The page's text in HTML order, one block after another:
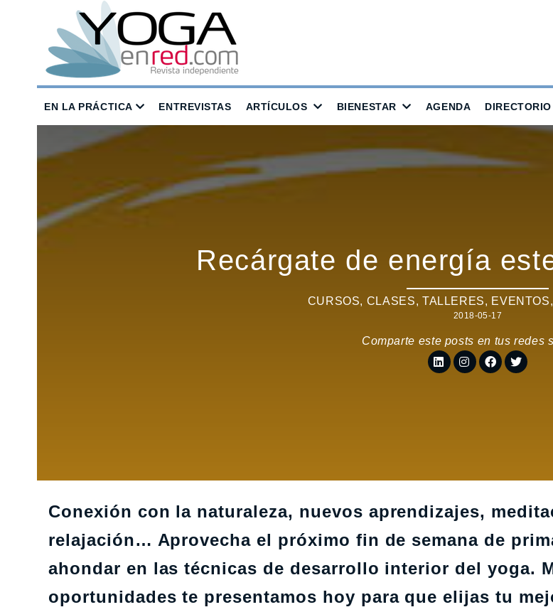
EN LA PRÁCTICA ENTREVISTAS ARTÍCULOS BIENESTAR AGENDA DIRECTORIO
Recárgate de energía
CURSOS, CLASES, TALLERES, EVENTOS
2018-05-17
Comparte este posts en tus redes
Conexión con la naturaleza, nuevos aprendizajes,
relajación… Aprovecha el próximo fin de semana de
ahondar en las técnicas de desarrollo interior del yoga.
oportunidades te presentamos hoy para que elijas tu